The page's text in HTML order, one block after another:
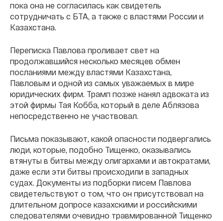
пока она не согласилась как свидетель
сотрудничать с БТА, а также с властями России и
Казахстана.
Переписка Павлова проливает свет на
продолжавшийся несколько месяцев обмен
посланиями между властями Казахстана,
Павловым и одной из самых уважаемых в мире
юридических фирм. Трамп позже нанял адвоката из
этой фирмы Тая Кобба, который в деле Аблязова
непосредственно не участвовал.
Письма показывают, какой опасности подвергались
люди, которые, подобно Тищенко, оказывались
втянуты в битвы между олигархами и автократами,
даже если эти битвы происходили в западных
судах. Документы из подборки писем Павлова
свидетельствуют о том, что он присутствовал на
длительном допросе казахскими и российскими
следователями очевидно травмированной Тищенко